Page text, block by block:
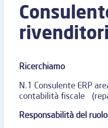
rivenditori
Ricerchiamo
N.1 Consulente ERP
contabilità fiscale
Responsabilità del ruolo